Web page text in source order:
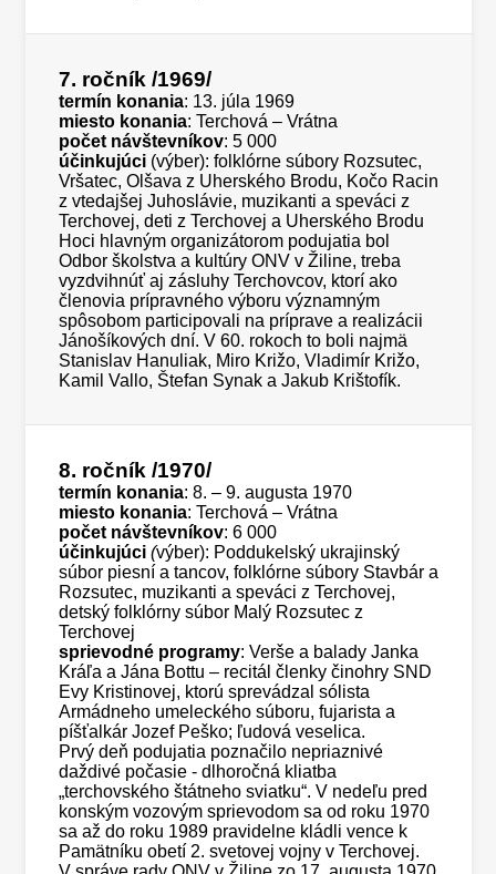
7. ročník /1969/
termín konania: 13. júla 1969
miesto konania: Terchová – Vrátna
počet návštevníkov: 5 000
účinkujúci (výber): folklórne súbory Rozsutec,
Vršatec, Olšava z Uherského Brodu, Kočo Racin
z vtedajšej Juhoslávie, muzikanti a speváci z
Terchovej, deti z Terchovej a Uherského Brodu
Hoci hlavným organizátorom podujatia bol
Odbor školstva a kultúry ONV v Žiline, treba
vyzdvihnúť aj zásluhy Terchovcov, ktorí ako
členovia prípravného výboru významným
spôsobom participovali na príprave a realizácii
Jánošíkových dní. V 60. rokoch to boli najmä
Stanislav Hanuliak, Miro Križo, Vladimír Križo,
Kamil Vallo, Štefan Synak a Jakub Krištofík.
8. ročník /1970/
termín konania: 8. – 9. augusta 1970
miesto konania: Terchová – Vrátna
počet návštevníkov: 6 000
účinkujúci (výber): Poddukelský ukrajinský
súbor piesní a tancov, folklórne súbory Stavbár a
Rozsutec, muzikanti a speváci z Terchovej,
detský folklórny súbor Malý Rozsutec z
Terchovej
sprievodné programy: Verše a balady Janka
Kráľa a Jána Bottu – recitál členky činohry SND
Evy Kristinovej, ktorú sprevádzal sólista
Armádneho umeleckého súboru, fujarista a
píšťalkár Jozef Peško; ľudová veselica.
Prvý deň podujatia poznačilo nepriaznivé
daždivé počasie - dlhoročná kliatba
„terchovského štátneho sviatku“. V nedeľu pred
konským vozovým sprievodom sa od roku 1970
sa až do roku 1989 pravidelne kládli vence k
Pamätníku obetí 2. svetovej vojny v Terchovej.